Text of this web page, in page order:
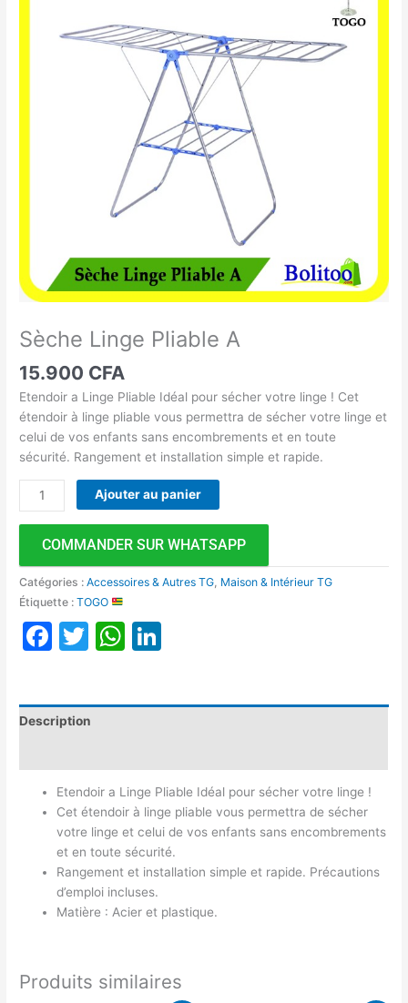
Sèche Linge Pliable A
15.900 CFA
Etendoir a Linge Pliable Idéal pour sécher votre linge ! Cet
étendoir à linge pliable vous permettra de sécher votre linge et
celui de vos enfants sans encombrements et en toute
sécurité. Rangement et installation simple et rapide.
Ajouter au panier
COMMANDER SUR WHATSAPP
Catégories :Accessoires & Autres TG Maison & Intérieur TG
Étiquette :TOGO
Facebook
TwitterWhatsApp
Description
Etendoir a Linge Pliable Idéal pour sécher votre linge !
Cet étendoir à linge pliable vous permettra de sécher
votre linge et celui de vos enfants sans encombrements
et en toute sécurité.
Rangement et installation simple et rapide. Précautions
d’emploi incluses.
Matière : Acier et plastique.
Produits similaires